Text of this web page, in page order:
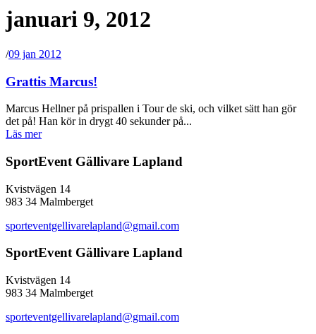
januari 9, 2012
/09 jan 2012
Grattis Marcus!
Marcus Hellner på prispallen i Tour de ski, och vilket sätt han gör
det på! Han kör in drygt 40 sekunder på...
Läs mer
SportEvent Gällivare Lapland
Kvistvägen 14
983 34 Malmberget
sporteventgellivarelapland@gmail.com
SportEvent Gällivare Lapland
Kvistvägen 14
983 34 Malmberget
sporteventgellivarelapland@gmail.com